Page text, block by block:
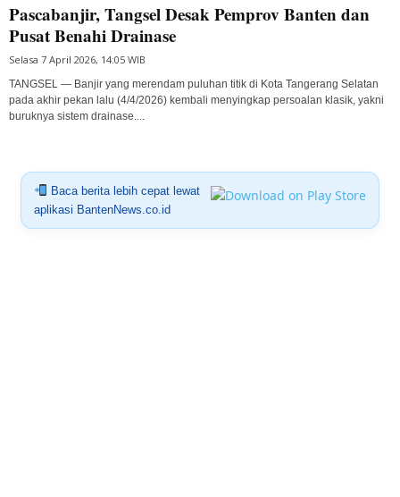
Pascabanjir, Tangsel Desak Pemprov Banten dan
Pusat Benahi Drainase
Selasa 7 April 2026, 14:05 WIB
TANGSEL — Banjir yang merendam puluhan titik di Kota Tangerang Selatan
pada akhir pekan lalu (4/4/2026) kembali menyingkap persoalan klasik, yakni
buruknya sistem drainase....
Baca berita lebih cepat lewat
aplikasi BantenNews.co.id